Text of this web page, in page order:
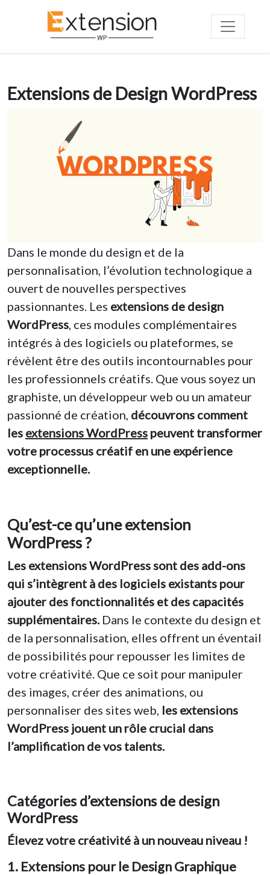
Extensions de Design WordPress
Dans le monde du design et de la
personnalisation, l’évolution technologique a
ouvert de nouvelles perspectives
passionnantes. Les extensions de design
WordPress , ces modules complémentaires
intégrés à des logiciels ou plateformes, se
révèlent être des outils incontournables pour
les professionnels créatifs. Que vous soyez un
graphiste, un développeur web ou un amateur
passionné de création, découvrons comment
les extensions WordPress peuvent transformer
votre processus créatif en une expérience
exceptionnelle.
Qu’est-ce qu’une extension
WordPress ?
Les extensions WordPress sont des add-ons
qui s’intègrent à des logiciels existants pour
ajouter des fonctionnalités et des capacités
supplémentaires. Dans le contexte du design et
de la personnalisation, elles offrent un éventail
de possibilités pour repousser les limites de
votre créativité. Que ce soit pour manipuler
des images, créer des animations, ou
personnaliser des sites web, les extensions
WordPress jouent un rôle crucial dans
l’amplification de vos talents.
Catégories d’extensions de design
WordPress
Élevez votre créativité à un nouveau niveau !
1. Extensions pour le Design Graphique